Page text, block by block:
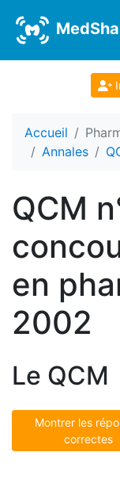
Accueil
Annales
QCM
en
2002
Le QCM
Montrer les
correctes